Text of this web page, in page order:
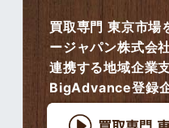
買取専門 東京市場
ージャパン株式会
連携する地域企業
BigAdvance登録企